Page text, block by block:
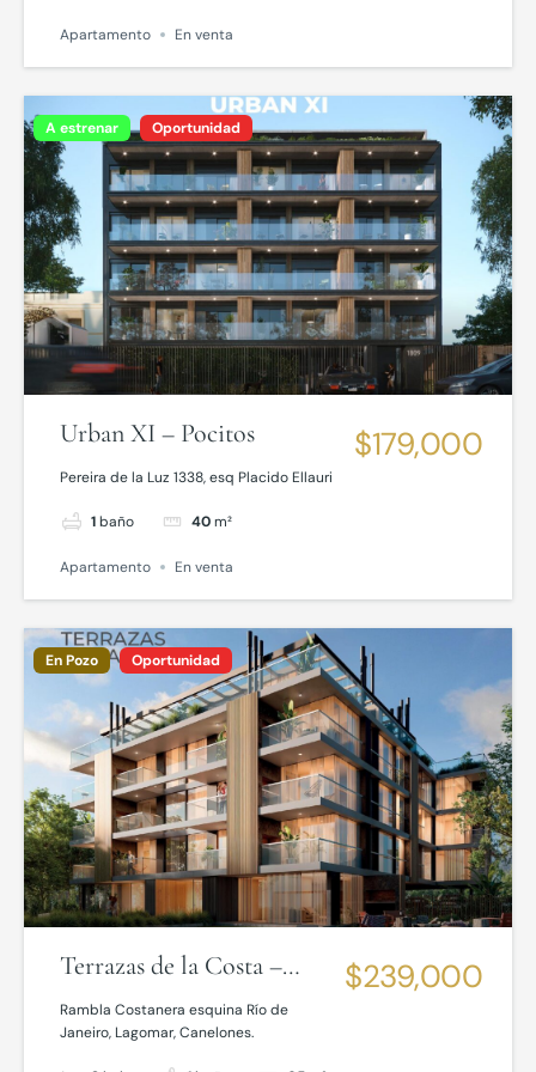
Apartamento En venta
A estrenar Oportunidad
Urban XI – Pocitos
Pereira de la Luz 1338, esq Placido Ellauri
1baño 40m²
$179,000
Apartamento En venta
En Pozo Oportunidad
Terrazas de la Costa –
Lagomar
Rambla Costanera esquina Río de
Janeiro, Lagomar, Canelones.
$239,000